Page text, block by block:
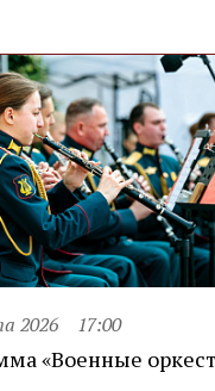
2026 17:00
«Военные